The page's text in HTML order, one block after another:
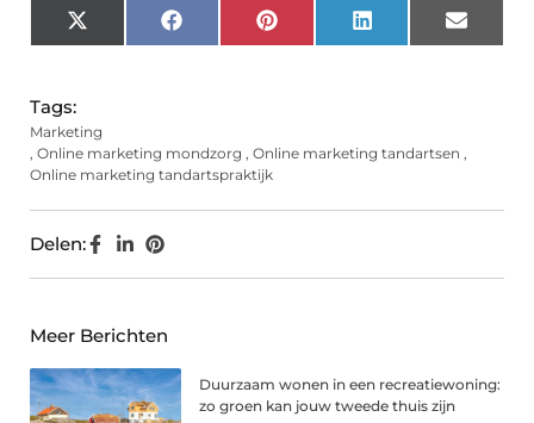
X
(Twitter)
FacebookPinterest LinkedIn Email
Tags:
Marketing
, Online marketing mondzorg , Online marketing tandartsen ,
Online marketing tandartspraktijk
Delen:
Meer Berichten
Duurzaam wonen in een recreatiewoning:
zo groen kan jouw tweede thuis zijn